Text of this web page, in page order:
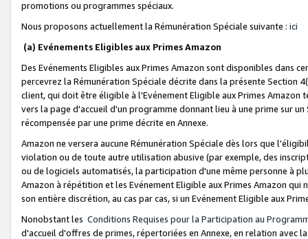
promotions ou programmes spéciaux.
Nous proposons actuellement la Rémunération Spéciale suivante : ici
(a) Evénements Eligibles aux Primes Amazon
Des Evénements Eligibles aux Primes Amazon sont disponibles dans
percevrez la Rémunération Spéciale décrite dans la présente Section
client, qui doit être éligible à l'Evénement Eligible aux Primes Amazon
vers la page d'accueil d'un programme donnant lieu à une prime sur
récompensée par une prime décrite en Annexe.
Amazon ne versera aucune Rémunération Spéciale dès lors que
violation ou de toute autre utilisation abusive (par exemple, des
ou de logiciels automatisés, la participation d'une même personne à
Amazon à répétition et les Evénement Eligible aux Primes Amazon qui
son entière discrétion, au cas par cas, si un Evénement Eligible aux
Nonobstant les Conditions Requises pour la Participation au
d'accueil d'offres de primes, répertoriées en Annexe, en relation avec